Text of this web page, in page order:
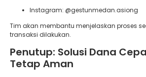
Instagram: @gestunmedan.asiong
Tim akan membantu menjelaskan proses
transaksi dilakukan.
Penutup: Solusi Dana
Tetap Aman